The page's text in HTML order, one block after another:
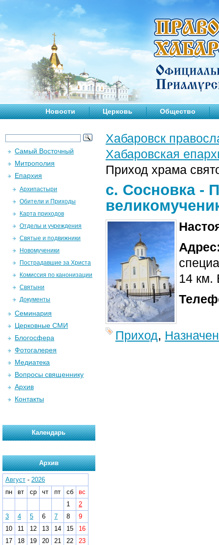
Новости Церковь Общество
Хабаровск
Хабаровская
Приход храма
с. Сосновка -
14 км.
Приход,
Самый Восточный
Митрополия
Епархия
Архипастыри
Обители и Приходы
Карта приходов
Отделы и учреждения
Святые и подвижники
Новомученики
Пострадавшие за Христа
Комиссия по канонизации
Святыни
Документы
Семинария
Церковные СМИ
Блогосфера
Фотогалерея
Медиатека
Вопросы священнику
Архив
Контакты
Календарь
Архив
Август - 2026
пн
вт ср чт пт сб
вс
1
2
3
4 5 6 7 8
9
10
11 12 13 14 15
16
17
18 19 20 21 22
23